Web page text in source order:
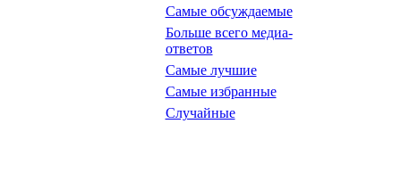
Самые обсуждаемые
Больше всего медиа-
ответов
Самые лучшие
Самые избранные
Случайные